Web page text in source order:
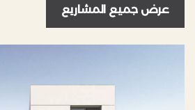
عرض جميع المشاريع